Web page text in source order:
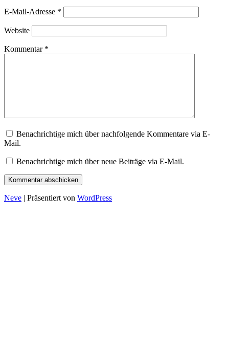
E-Mail-Adresse *
Website
Kommentar *
Benachrichtige mich über nachfolgende Kommentare via E-
Mail.
Benachrichtige mich über neue Beiträge via E-Mail.
Neve | Präsentiert von WordPress